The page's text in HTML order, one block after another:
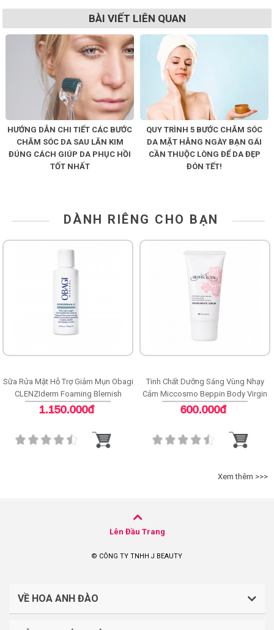
BÀI VIẾT LIÊN QUAN
HƯỚNG DẪN CHI TIẾT CÁC BƯỚC
CHĂM SÓC DA SAU LĂN KIM
ĐÚNG CÁCH GIÚP DA PHỤC HỒI
TỐT NHẤT
QUY TRÌNH 5 BƯỚC CHĂM SÓC
DA MẶT HẰNG NGÀY BẠN GÁI
CẦN THUỘC LÒNG ĐỂ DA ĐẸP
ĐÓN TẾT!
DÀNH RIÊNG CHO BẠN
Sữa Rửa Mặt Hỗ Trợ Giảm Mụn Obagi
CLENZIderm Foaming Blemish
Cleanser
1.150.000đ
Tinh Chất Dưỡng Sáng Vùng Nhạy
Cảm Miccosmo Beppin Body Virgin
White Serum
600.000đ
Xem thêm >>>
Lên Đầu Trang
© CÔNG TY TNHH J BEAUTY
VỀ HOA ANH ĐÀO